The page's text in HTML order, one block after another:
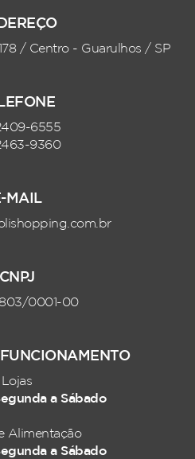
/ Centro - Guarulhos / SP
6555
9360
MAIL
CNPJ
0001-00
Lojas
a Sábado
Alimentação
a Sábado